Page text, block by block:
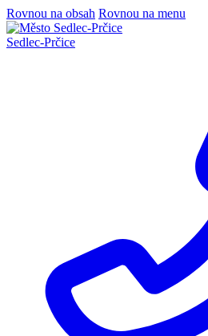
Rovnou na obsah Rovnou na menu
Sedlec-Prčice